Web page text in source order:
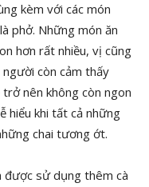
kèm với các món
phở. Những món ăn
hơn rất nhiều, vị cũng
người còn cảm thấy
nên không còn ngon
hiểu khi tất cả những
chai tương ớt.
được sử dụng thêm cà